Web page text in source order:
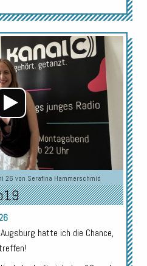
Audio-
Player
26 von Serafina Hammerschmid
hatte ich die Chance,